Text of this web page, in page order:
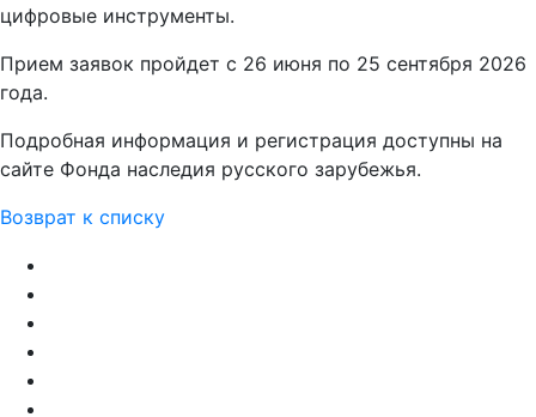
цифровые инструменты.
Прием заявок пройдет с 26 июня по 25 сентября 2026
года.
Подробная информация и регистрация доступны на
сайте Фонда наследия русского зарубежья.
Возврат к списку